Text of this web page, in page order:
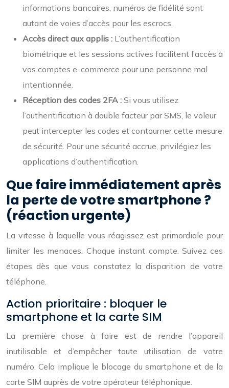
informations bancaires, numéros de fidélité sont
autant de voies d’accès pour les escrocs.
Accès direct aux applis : L’authentification
biométrique et les sessions actives facilitent l’accès à
vos comptes e-commerce pour une personne mal
intentionnée.
Réception des codes 2FA : Si vous utilisez
l’authentification à double facteur par SMS, le voleur
peut intercepter les codes et contourner cette mesure
de sécurité. Pour une sécurité accrue, privilégiez les
applications d’authentification.
Que faire immédiatement après
la perte de votre smartphone ?
(réaction urgente)
La vitesse à laquelle vous réagissez est primordiale pour
limiter les menaces. Chaque instant compte. Suivez ces
étapes dès que vous constatez la disparition de votre
téléphone.
Action prioritaire : bloquer le
smartphone et la carte SIM
La première chose à faire est de rendre l’appareil
inutilisable et d’empêcher toute utilisation de votre
numéro. Cela implique le blocage du smartphone et de la
carte SIM auprès de votre opérateur téléphonique.